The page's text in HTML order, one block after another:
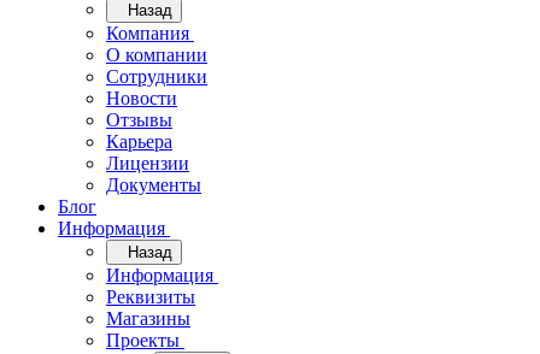
Назад
Компания
О компании
Сотрудники
Новости
Отзывы
Карьера
Лицензии
Документы
Блог
Информация
Назад
Информация
Реквизиты
Магазины
Проекты